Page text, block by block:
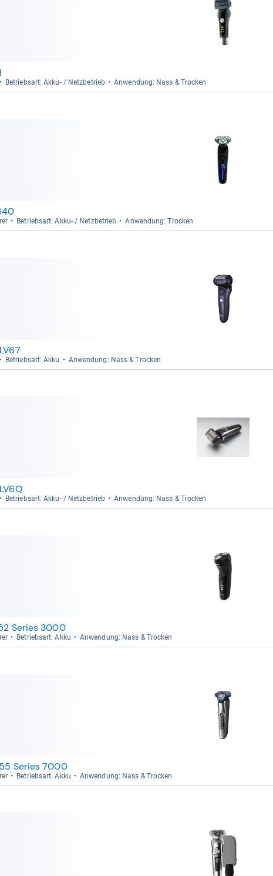
Betriebs­art: Akku-​ / Netz­be­trieb Anwen­dung: Nass & Tro­cken
Betriebs­art: Akku-​ / Netz­be­trieb Anwen­dung: Tro­cken
Betriebs­art: Akku Anwen­dung: Nass & Tro­cken
Betriebs­art: Akku-​ / Netz­be­trieb Anwen­dung: Nass & Tro­cken
Series 3000
Betriebs­art: Akku Anwen­dung: Nass & Tro­cken
Series 7000
Betriebs­art: Akku Anwen­dung: Nass & Tro­cken